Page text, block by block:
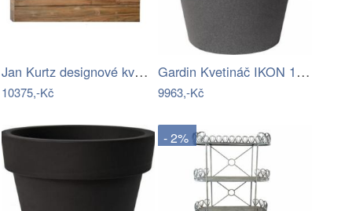
Jan Kurtz designové květináče Mini…
10375,-Kč
Gardin Kvetináč IKON 100 - Granite S4…
9963,-Kč
- 2%